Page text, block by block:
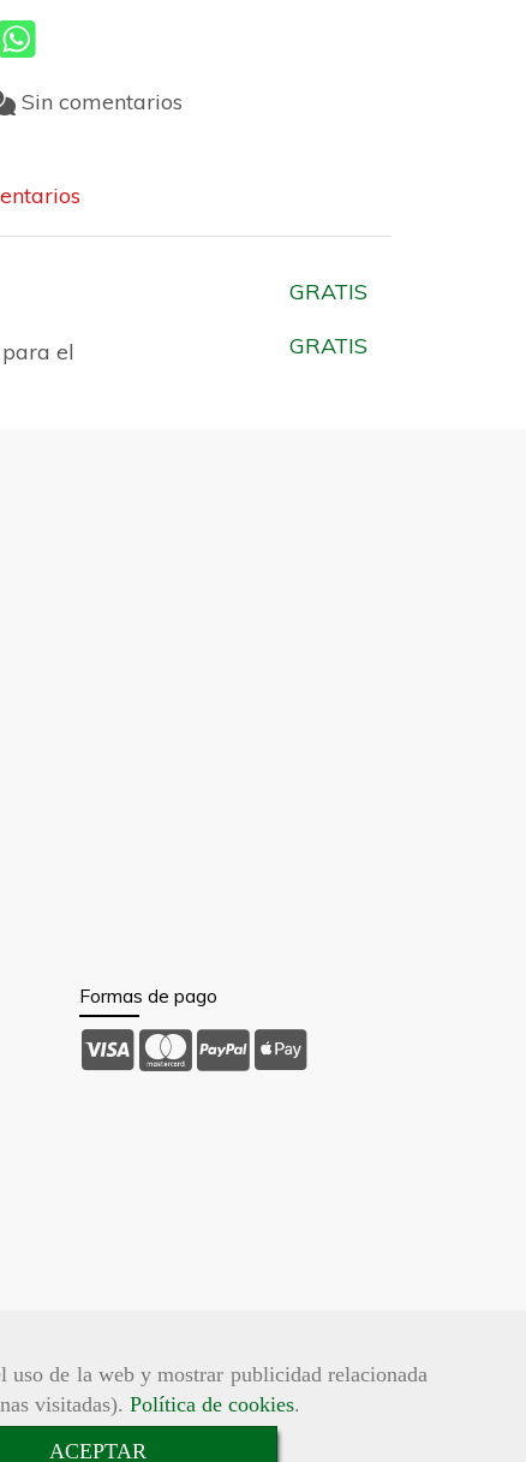
de la web y mostrar publicidad relacionada
visitadas). Política de cookies.
ACEPTAR
Sin comentarios
GRATIS
el
GRATIS
Formas de pago